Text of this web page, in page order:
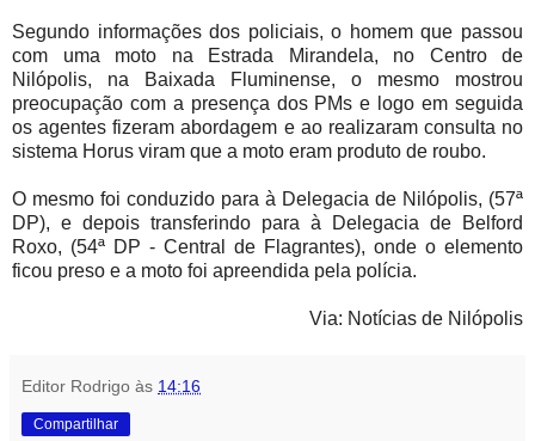
Segundo informações dos policiais, o homem que passou
com uma moto na Estrada Mirandela, no Centro de
Nilópolis, na Baixada Fluminense, o mesmo mostrou
preocupação com a presença dos PMs e logo em seguida
os agentes fizeram abordagem e ao realizaram consulta no
sistema Horus viram que a moto eram produto de roubo.
O mesmo foi conduzido para à Delegacia de Nilópolis, (57ª
DP), e depois transferindo para à Delegacia de Belford
Roxo, (54ª DP - Central de Flagrantes), onde o elemento
ficou preso e a moto foi apreendida pela polícia.
Via: Notícias de Nilópolis
Editor Rodrigo às 14:16
Compartilhar